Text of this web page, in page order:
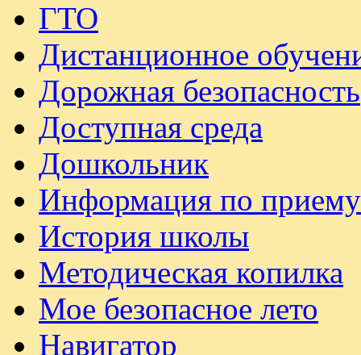
ГТО
Дистанционное
Дорожная безопасность
Доступная среда
Дошкольник
Информация по
История школы
Методическая копилка
Мое безопасное лето
Навигатор